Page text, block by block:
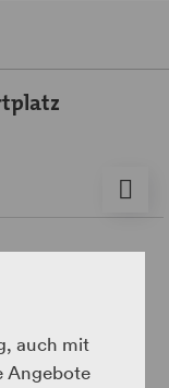
einem
den Bahnhof in
auch mit
Angebote